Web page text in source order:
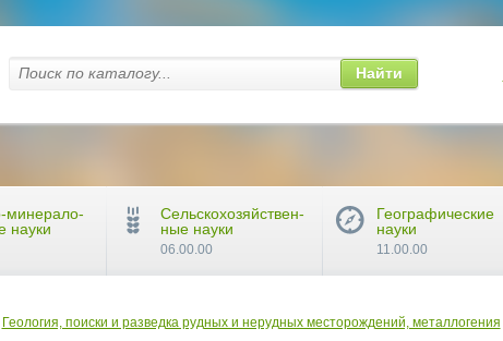
Геология, поиски и разведка рудных и нерудных месторождений, металлогения
Найти
минерало-
науки
Сельскохозяйствен-
ные науки
06.00.00
Географические
науки
11.00.00